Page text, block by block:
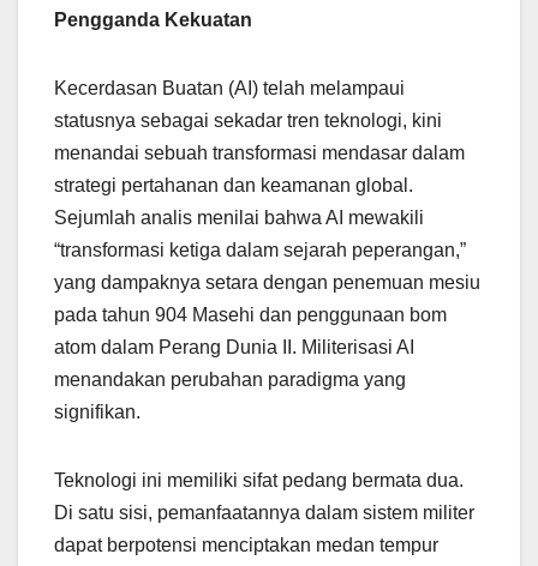
Pengganda Kekuatan
Kecerdasan Buatan (AI) telah melampaui
statusnya sebagai sekadar tren teknologi, kini
menandai sebuah transformasi mendasar dalam
strategi pertahanan dan keamanan global.
Sejumlah analis menilai bahwa AI mewakili
“transformasi ketiga dalam sejarah peperangan,”
yang dampaknya setara dengan penemuan mesiu
pada tahun 904 Masehi dan penggunaan bom
atom dalam Perang Dunia II. Militerisasi AI
menandakan perubahan paradigma yang
signifikan.
Teknologi ini memiliki sifat pedang bermata dua.
Di satu sisi, pemanfaatannya dalam sistem militer
dapat berpotensi menciptakan medan tempur